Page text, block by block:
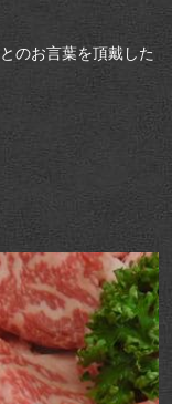
のお言葉を頂戴した